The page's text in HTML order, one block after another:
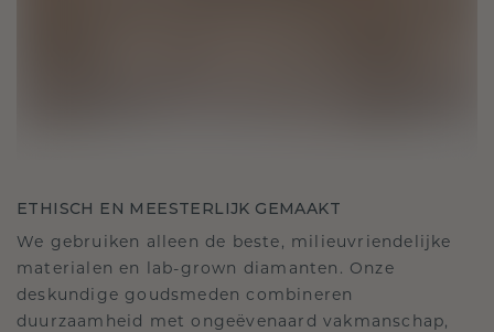
ETHISCH EN MEESTERLIJK GEMAAKT
We gebruiken alleen de beste, milieuvriendelijke
materialen en lab-grown diamanten. Onze
deskundige goudsmeden combineren
duurzaamheid met ongeëvenaard vakmanschap,